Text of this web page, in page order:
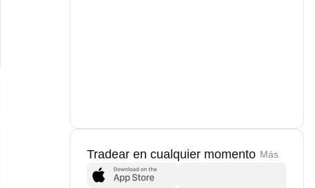
Tradear en cualquier momento Más